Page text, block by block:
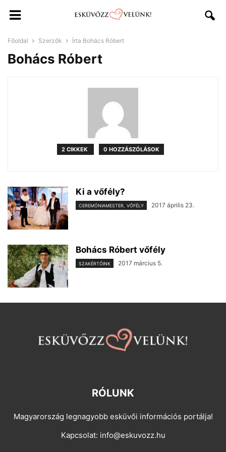
Főoldal Szerzők Írta Bohács Róbert
Bohács Róbert
2 CIKKEK 0 HOZZÁSZÓLÁSOK
Ki a vőfély?
CEREMÓNIAMESTER, VŐFÉLY 2017 április 23.
Bohács Róbert vőfély
SZAKÉRTŐINK 2017 március 5.
RÓLUNK
Magyarország legnagyobb esküvői információs portálja!
Kapcsolat: info@eskuvozz.hu